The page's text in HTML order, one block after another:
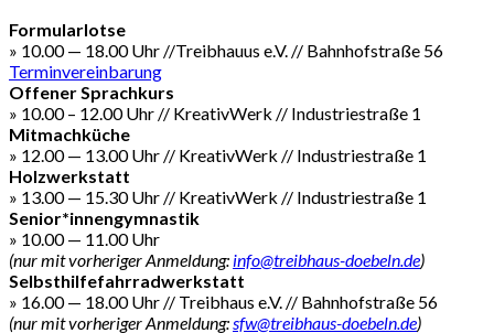
Formularlotse
» 10.00 — 18.00 Uhr //Treibhauus e.V. // Bahnhofstraße 56
Terminvereinbarung
Offener Sprachkurs
» 10.00 – 12.00 Uhr // KreativWerk // Industriestraße 1
Mitmachküche
» 12.00 — 13.00 Uhr // KreativWerk // Industriestraße 1
Holzwerkstatt
» 13.00 — 15.30 Uhr // KreativWerk // Industriestraße 1
Senior*innengymnastik
» 10.00 — 11.00 Uhr
(nur mit vorheriger Anmeldung: info@treibhaus-doebeln.de)
Selbsthilfefahrradwerkstatt
» 16.00 — 18.00 Uhr // Treibhaus e.V. // Bahnhofstraße 56
(nur mit vorheriger Anmeldung: sfw@treibhaus-doebeln.de)